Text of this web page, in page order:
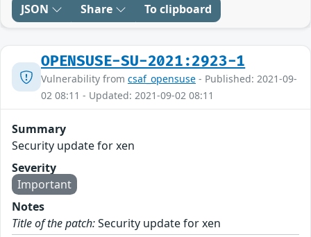
JSON Share To clipboard
OPENSUSE-SU-2021:2923-1
Vulnerability from csaf_opensuse - Published: 2021-09-
02 08:11 - Updated: 2021-09-02 08:11
Summary
Security update for xen
Severity
Important
Notes
Title of the patch:Security update for xen